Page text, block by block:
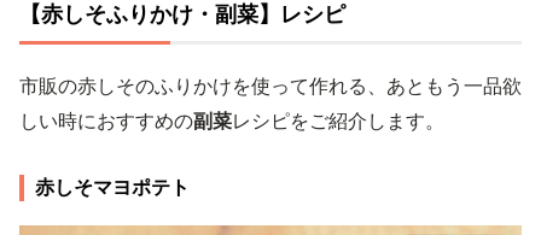
【赤しそふりかけ・副菜】レシピ
市販の赤しそのふりかけを使って作れる、あともう一品欲
しい時におすすめの副菜レシピをご紹介します。
赤しそマヨポテト